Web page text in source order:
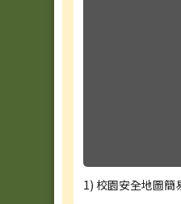
1) 校園安全地圖